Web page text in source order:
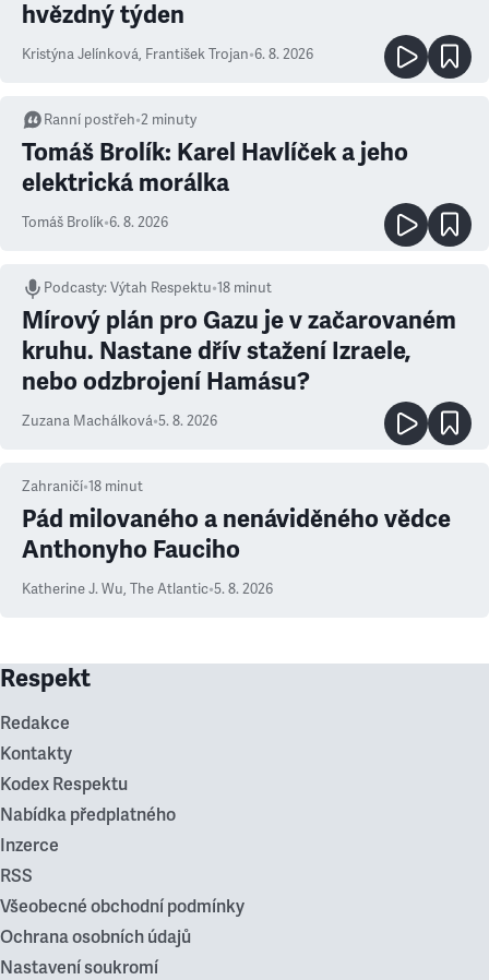
hvězdný týden
Kristýna Jelínková, František Trojan•6. 8. 2026
Ranní postřeh•2 minuty
Tomáš Brolík: Karel Havlíček a jeho
elektrická morálka
Tomáš Brolík•6. 8. 2026
Podcasty:Výtah Respektu•18 minut
Mírový plán pro Gazu je v začarovaném
kruhu. Nastane dřív stažení Izraele,
nebo odzbrojení Hamásu?
Zuzana Machálková•5. 8. 2026
Zahraničí•18 minut
Pád milovaného a nenáviděného vědce
Anthonyho Fauciho
Katherine J. Wu, The Atlantic•5. 8. 2026
Respekt
Redakce
Kontakty
Kodex Respektu
Nabídka předplatného
Inzerce
RSS
Všeobecné obchodní podmínky
Ochrana osobních údajů
Nastavení soukromí